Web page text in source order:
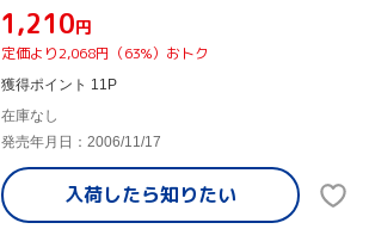
¥1,210円
定価より2,068円（63%）おトク
獲得ポイント 11P
在庫なし
発売年月日：2006/11/17
入荷したら知りたい